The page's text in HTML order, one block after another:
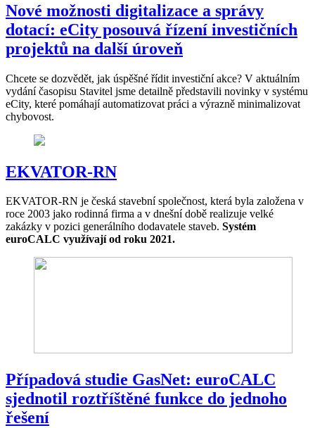
Nové možnosti digitalizace a správy
dotací: eCity posouvá řízení investičních
projektů na další úroveň
Chcete se dozvědět, jak úspěšné řídit investiční akce? V aktuálním
vydání časopisu Stavitel jsme detailně představili novinky v systému
eCity, které pomáhají automatizovat práci a výrazně minimalizovat
chybovost.
EKVATOR-RN
EKVATOR-RN je česká stavební společnost, která byla založena v
roce 2003 jako rodinná firma a v dnešní době realizuje velké
zakázky v pozici generálního dodavatele staveb. Systém
euroCALC využívají od roku 2021.
Případová studie GasNet: euroCALC
sjednotil roztříštěné funkce do jednoho
řešení